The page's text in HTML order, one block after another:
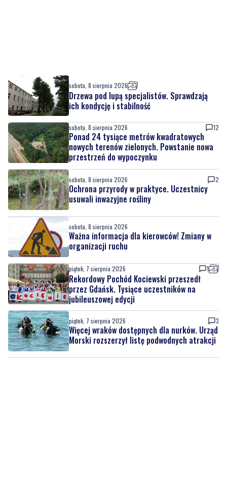
sobota, 8 sierpnia 2026
Drzewa pod lupą specjalistów. Sprawdzają
ich kondycję i stabilność
sobota, 8 sierpnia 2026 12
Ponad 24 tysiące metrów kwadratowych
nowych terenów zielonych. Powstanie nowa
przestrzeń do wypoczynku
sobota, 8 sierpnia 2026 2
Ochrona przyrody w praktyce. Uczestnicy
usuwali inwazyjne rośliny
sobota, 8 sierpnia 2026
Ważna informacja dla kierowców! Zmiany w
organizacji ruchu
piątek, 7 sierpnia 2026 1
Rekordowy Pochód Kociewski przeszedł
przez Gdańsk. Tysiące uczestników na
jubileuszowej edycji
piątek, 7 sierpnia 2026 3
Więcej wraków dostępnych dla nurków. Urząd
Morski rozszerzył listę podwodnych atrakcji